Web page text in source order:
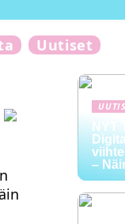
Uutiset
NYT
–